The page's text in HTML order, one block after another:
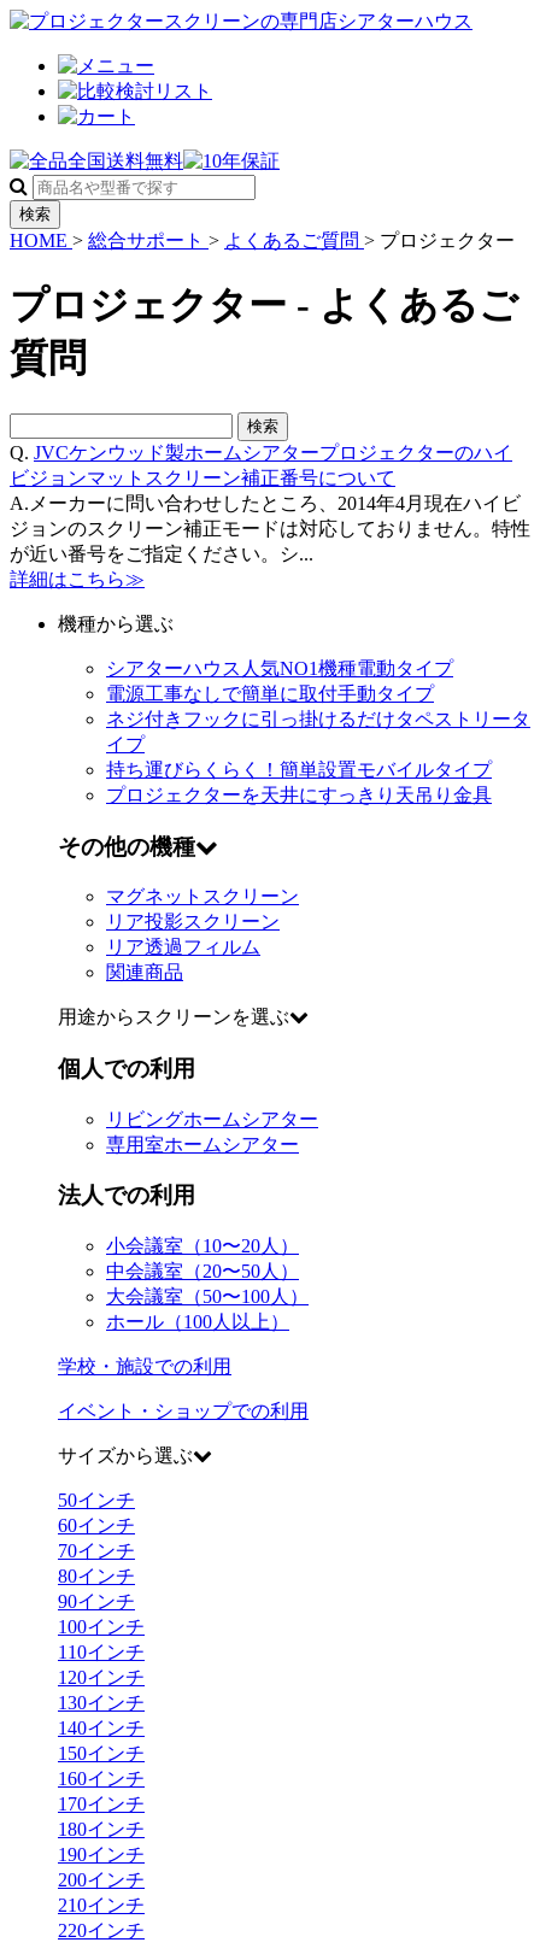
検索
HOME > 総合サポート > よくあるご質問 > プロジェクター
プロジェクター - よくあるご
質問
Q. JVCケンウッド製ホームシアタープロジェクターのハイ
ビジョンマットスクリーン補正番号について
A. メーカーに問い合わせしたところ、2014年4月現在ハイビ
ジョンのスクリーン補正モードは対応しておりません。特性
が近い番号をご指定ください。シ...
詳細はこちら≫
機種から選ぶ
シアターハウス人気NO1機種電動タイプ
電源工事なしで簡単に取付手動タイプ
ネジ付きフックに引っ掛けるだけタペストリータ
イプ
持ち運びらくらく！簡単設置モバイルタイプ
プロジェクターを天井にすっきり 天吊り金具
その他の機種
マグネットスクリーン
リア投影スクリーン
リア透過フィルム
関連商品
用途からスクリーンを選ぶ
個人での利用
リビングホームシアター
専用室ホームシアター
法人での利用
小会議室（10〜20人）
中会議室（20〜50人）
大会議室（50〜100人）
ホール（100人以上）
学校・施設での利用
イベント・ショップでの利用
サイズから選ぶ
50インチ
60インチ
70インチ
80インチ
90インチ
100インチ
110インチ
120インチ
130インチ
140インチ
150インチ
160インチ
170インチ
180インチ
190インチ
200インチ
210インチ
220インチ